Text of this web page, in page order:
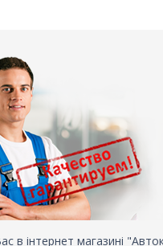
в інтернет магазині